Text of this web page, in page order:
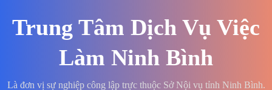
Trung Tâm Dịch Vụ Việc
Làm Ninh Bình
Là đơn vị sự nghiệp công lập trực thuộc Sở Nội vụ tỉnh Ninh Bình.